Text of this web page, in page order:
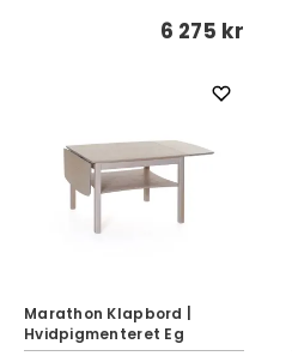
6 275 kr
Marathon Klapbord |
Hvidpigmenteret Eg